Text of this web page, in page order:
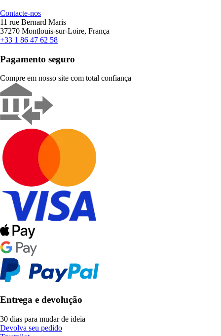
Contacte-nos
11 rue Bernard Maris
37270 Montlouis-sur-Loire, França
+33 1 86 47 62 58
Pagamento seguro
Compre em nosso site com total confiança
Entrega e devolução
30 dias para mudar de ideia
Devolva seu pedido